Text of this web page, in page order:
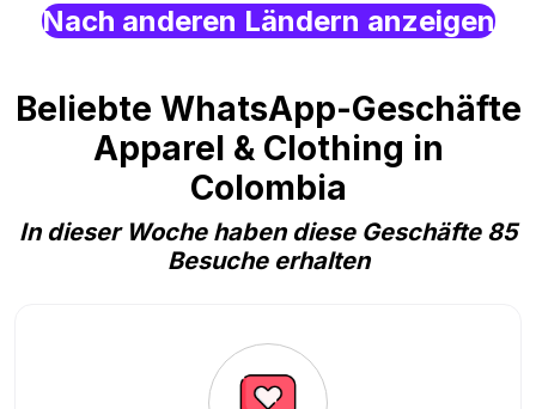
Nach anderen Ländern anzeigen
Beliebte WhatsApp-Geschäfte
Apparel & Clothing in
Colombia
In dieser Woche haben diese Geschäfte 85
Besuche erhalten